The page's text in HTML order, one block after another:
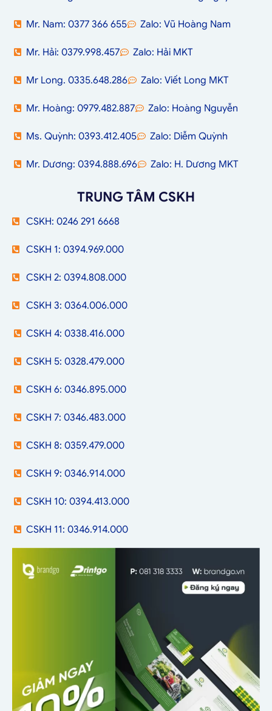
Mr. Nam: 0377 366 655 Zalo: Vũ Hoàng Nam
Mr. Hải: 0379.998.457 Zalo: Hải MKT
Mr Long. 0335.648.286 Zalo: Viết Long MKT
Mr. Hoàng: 0979.482.887 Zalo: Hoàng Nguyễn
Ms. Quỳnh: 0393.412.405 Zalo: Diễm Quỳnh
Mr. Dương: 0394.888.696 Zalo: H. Dương MKT
TRUNG TÂM CSKH
CSKH: 0246 291 6668
CSKH 1: 0394.969.000
CSKH 2: 0394.808.000
CSKH 3: 0364.006.000
CSKH 4: 0338.416.000
CSKH 5: 0328.479.000
CSKH 6: 0346.895.000
CSKH 7: 0346.483.000
CSKH 8: 0359.479.000
CSKH 9: 0346.914.000
CSKH 10: 0394.413.000
CSKH 11: 0346.914.000